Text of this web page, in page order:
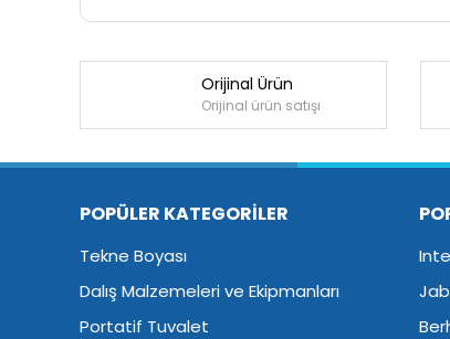
Orijinal Ürün
Orijinal ürün satışı
POPÜLER KATEGORİLER
Tekne Boyası
Dalış Malzemeleri ve Ekipmanları
Portatif Tuvalet